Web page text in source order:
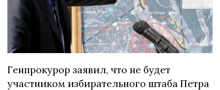
Генпрокурор заявил, что не будет
участником избирательного штаба Петра